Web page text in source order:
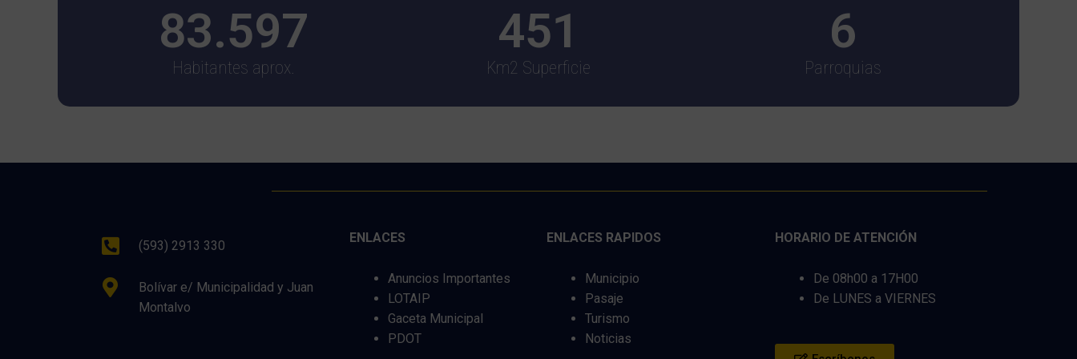
83.597
Habitantes aprox.
451
Km2 Superficie
6
Parroquias
(593) 2913 330
Bolívar e/ Municipalidad y Juan
Montalvo
ENLACES
Anuncios Importantes
LOTAIP
Gaceta Municipal
PDOT
ENLACES RAPIDOS
Municipio
Pasaje
Turismo
Noticias
HORARIO DE ATENCIÓN
De 08h00 a 17H00
De LUNES a VIERNES